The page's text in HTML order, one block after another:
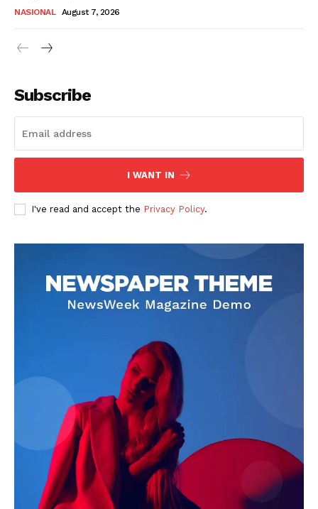
NASIONAL August 7, 2026
Subscribe
I WANT IN
I've read and accept the Privacy Policy.